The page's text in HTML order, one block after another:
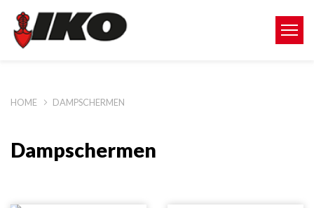
HOME DAMPSCHERMEN
Dampschermen